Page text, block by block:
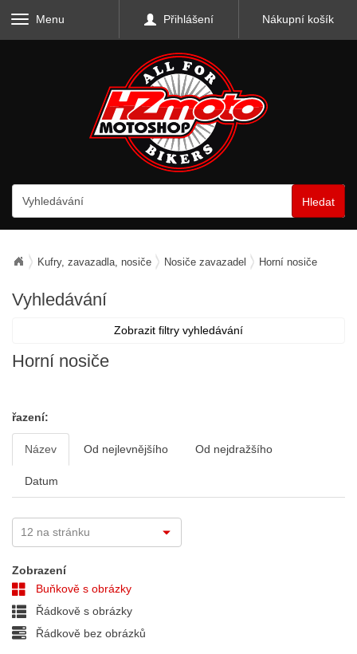
Menu Přihlášení Nákupní košík
Hledat
Kufry, zavazadla, nosiče Nosiče zavazadel Horní nosiče
Vyhledávání
Zobrazit filtry vyhledávání
Horní nosiče
řazení:
Název Od nejlevnějšího Od nejdražšího
Datum
Zobrazení
Buňkově s obrázky
Řádkově s obrázky
Řádkově bez obrázků